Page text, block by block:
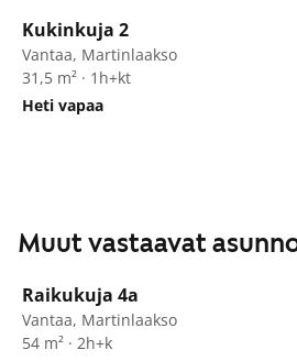
Kukinkuja 2
Vantaa, Martinlaakso
31,5 m² · 1h+kt
Heti vapaa
Muut vastaavat
Raikukuja 4a
Vantaa, Martinlaakso
54 m² · 2h+k